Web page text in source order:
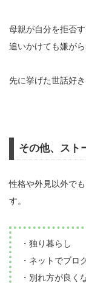
母親が自分を拒否
追いかけても嫌が
先に挙げた世話好
その他、スト
性格や外見以外で
す。
・独り暮らし
・ネットでブロ
・別れ方が良く